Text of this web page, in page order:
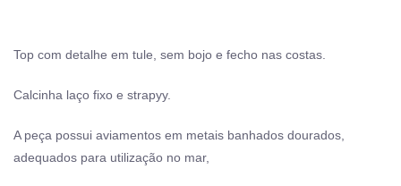
Top com detalhe em tule, sem bojo e fecho nas costas.
Calcinha laço fixo e strapyy.
A peça possui aviamentos em metais banhados dourados,
adequados para utilização no mar,